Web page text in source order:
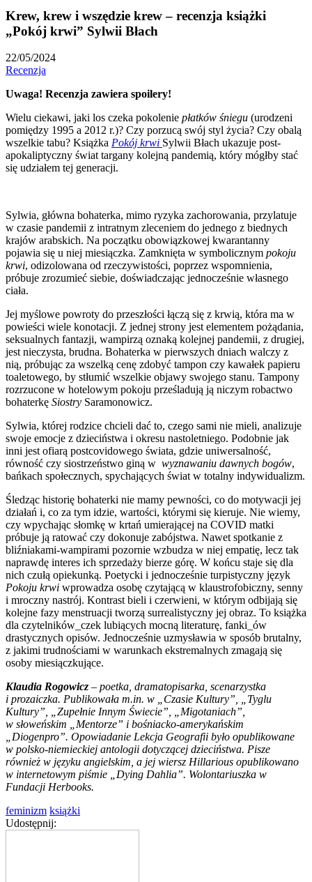
Krew, krew i wszędzie krew – recenzja książki
„Pokój krwi” Sylwii Błach
22/05/2024
Recenzja
Uwaga! Recenzja zawiera spoilery!
Wielu ciekawi, jaki los czeka pokolenie płatków śniegu (urodzeni
pomiędzy 1995 a 2012 r.)? Czy porzucą swój styl życia? Czy obalą
wszelkie tabu? Książka Pokój krwi Sylwii Błach ukazuje post-
apokaliptyczny świat targany kolejną pandemią, który mógłby stać
się udziałem tej generacji.
Sylwia, główna bohaterka, mimo ryzyka zachorowania, przylatuje
w czasie pandemii z intratnym zleceniem do jednego z biednych
krajów arabskich. Na początku obowiązkowej kwarantanny
pojawia się u niej miesiączka. Zamknięta w symbolicznym pokoju
krwi, odizolowana od rzeczywistości, poprzez wspomnienia,
próbuje zrozumieć siebie, doświadczając jednocześnie własnego
ciała.
Jej myślowe powroty do przeszłości łączą się z krwią, która ma w
powieści wiele konotacji. Z jednej strony jest elementem pożądania,
seksualnych fantazji, wampirzą oznaką kolejnej pandemii, z drugiej,
jest nieczysta, brudna. Bohaterka w pierwszych dniach walczy z
nią, próbując za wszelką cenę zdobyć tampon czy kawałek papieru
toaletowego, by stłumić wszelkie objawy swojego stanu. Tampony
rozrzucone w hotelowym pokoju prześladują ją niczym robactwo
bohaterkę Siostry Saramonowicz.
Sylwia, której rodzice chcieli dać to, czego sami nie mieli, analizuje
swoje emocje z dzieciństwa i okresu nastoletniego. Podobnie jak
inni jest ofiarą postcovidowego świata, gdzie uniwersalność,
równość czy siostrzeństwo giną w wyznawaniu dawnych bogów,
bańkach społecznych, spychających świat w totalny indywidualizm.
Śledząc historię bohaterki nie mamy pewności, co do motywacji jej
działań i, co za tym idzie, wartości, którymi się kieruje. Nie wiemy,
czy wpychając słomkę w krtań umierającej na COVID matki
próbuje ją ratować czy dokonuje zabójstwa. Nawet spotkanie z
bliźniakami-wampirami pozornie wzbudza w niej empatię, lecz tak
naprawdę interes ich sprzedaży bierze górę. W końcu staje się dla
nich czułą opiekunką. Poetycki i jednocześnie turpistyczny język
Pokoju krwi wprowadza osobę czytającą w klaustrofobiczny, senny
i mroczny nastrój. Kontrast bieli i czerwieni, w którym odbijają się
kolejne fazy menstruacji tworzą surrealistyczny jej obraz. To książka
dla czytelników_czek lubiących mocną literaturę, fanki_ów
drastycznych opisów. Jednocześnie uzmysławia w sposób brutalny,
z jakimi trudnościami w warunkach ekstremalnych zmagają się
osoby miesiączkujące.
Klaudia Rogowicz – poetka, dramatopisarka, scenarzystka
i prozaiczka. Publikowała m.in. w „Czasie Kultury”, „Tyglu
Kultury”, „Zupełnie Innym Świecie”, „Migotaniach”,
w słoweńskim „Mentorze” i bośniacko-amerykańskim
„Diogenpro”. Opowiadanie Lekcja Geografii było opublikowane
w polsko-niemieckiej antologii dotyczącej dzieciństwa. Pisze
również w języku angielskim, a jej wiersz Hillarious opublikowano
w internetowym piśmie „Dying Dahlia”. Wolontariuszka w
Fundacji Herbooks.
feminizm książki
Udostępnij: